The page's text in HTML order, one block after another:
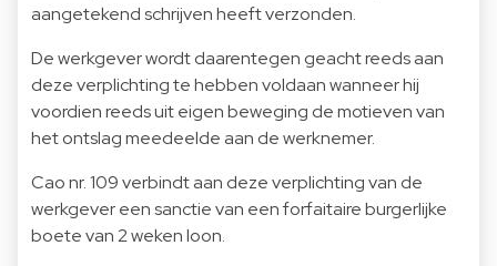
aangetekend schrijven heeft verzonden.
De werkgever wordt daarentegen geacht reeds aan
deze verplichting te hebben voldaan wanneer hij
voordien reeds uit eigen beweging de motieven van
het ontslag meedeelde aan de werknemer.
Cao nr. 109 verbindt aan deze verplichting van de
werkgever een sanctie van een forfaitaire burgerlijke
boete van 2 weken loon.